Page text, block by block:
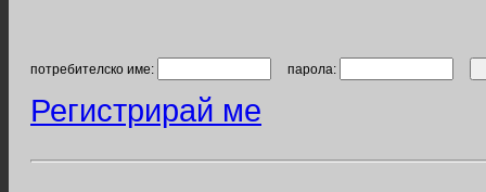
потребителско име: парола:
Регистрирай ме